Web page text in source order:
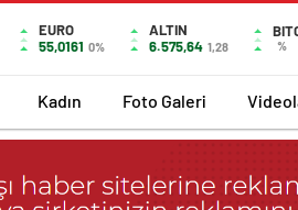
EURO
55,0161 0%
ALTIN
6.575,64 1,28 %
Kadın Foto Galeri